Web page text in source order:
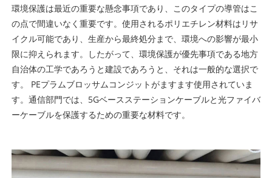
環境保護は最近の重要な懸念事項であり、このタイプの導管はこ
の点で間違いなく重要です。使用されるポリエチレン材料はリサ
イクル可能であり、生産から最終処分まで、環境への影響が最小
限に抑えられます。したがって、環境保護が優先事項である地方
自治体の工学であろうと建設であろうと、それは一般的な選択で
す。 PEプラムブロッサムコンジットがますます使用されていま
す。通信部門では、5Gベースステーションケーブルと光ファイバ
ーケーブルを保護するための重要な材料です。